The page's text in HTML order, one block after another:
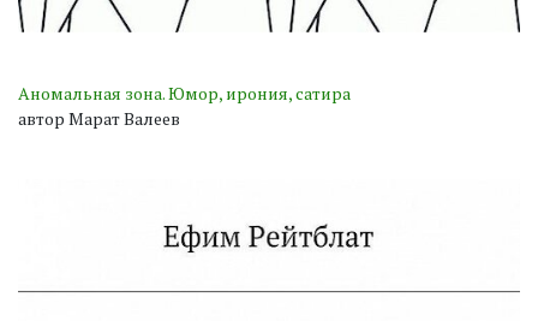
Аномальная зона. Юмор, ирония, сатира
автор Марат Валеев